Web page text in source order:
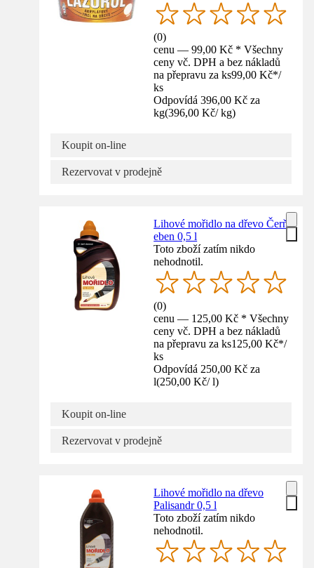
(0)
cenu — 99,00 Kč * Všechny
ceny vč. DPH a bez nákladů
na přepravu za ks99,00 Kč*/
ks
Odpovídá 396,00 Kč za
kg(396,00 Kč/ kg)
Koupit on-line
Rezervovat v prodejně
Lihové mořidlo na dřevo Čerň
eben 0,5 l
Toto zboží zatím nikdo
nehodnotil.
(0)
cenu — 125,00 Kč * Všechny
ceny vč. DPH a bez nákladů
na přepravu za ks125,00 Kč*/
ks
Odpovídá 250,00 Kč za
l(250,00 Kč/ l)
Koupit on-line
Rezervovat v prodejně
Lihové mořidlo na dřevo
Palisandr 0,5 l
Toto zboží zatím nikdo
nehodnotil.